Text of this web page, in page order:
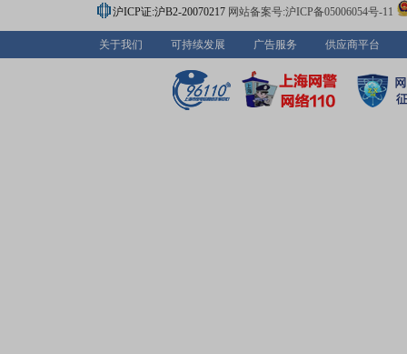
沪ICP证:沪B2-20070217 网站备案号:沪ICP备05006054号-11
关于我们 可持续发展 广告服务 供应商平台